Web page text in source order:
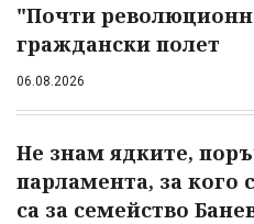
"Почти
граждански полет
06.08.2026
Не знам ядките,
парламента, за кого
са за семейство